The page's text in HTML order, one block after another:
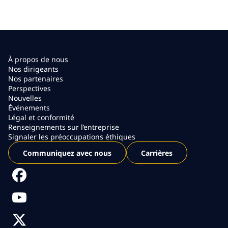
À propos de nous
Nos dirigeants
Nos partenaires
Perspectives
Nouvelles
Événements
Légal et conformité
Renseignements sur l’entreprise
Signaler les préoccupations éthiques
Communiquez avec nous
Carrières